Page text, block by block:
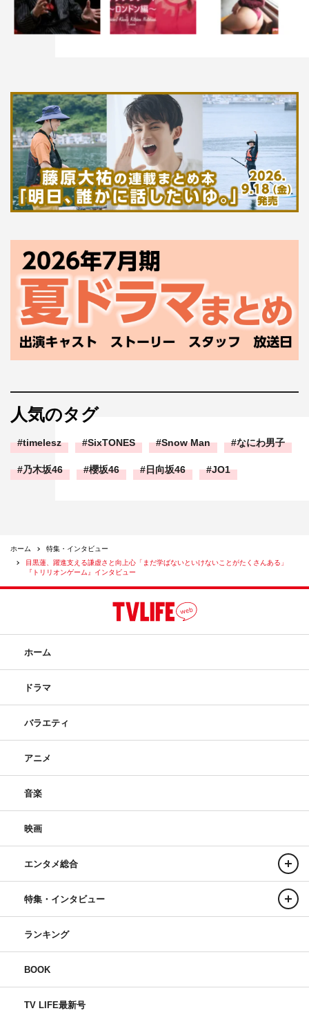
人気のタグ
timelesz SixTONES Snow Man なにわ男子
乃木坂46 櫻坂46 日向坂46 JO1
ホーム
特集・インタビュー
目黒蓮、躍進支える謙虚さと向上心「まだ学ばないといけないことがたくさんある」
『トリリオンゲーム』インタビュー
ホーム
ドラマ
バラエティ
アニメ
音楽
映画
エンタメ総合
特集・インタビュー
ランキング
BOOK
TV LIFE最新号